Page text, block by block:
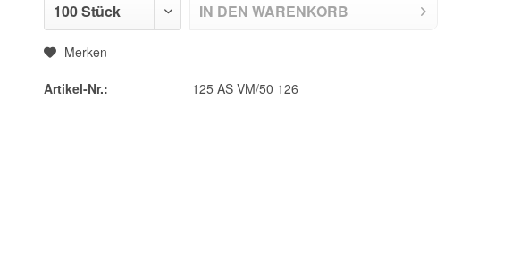
IN DEN WARENKORB
Merken
Artikel-Nr.: 125 AS VM/50 126